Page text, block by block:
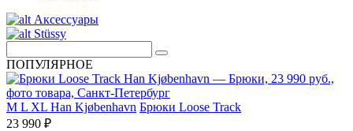
Аксессуары
Stüssy
ПОПУЛЯРНОЕ
M L XL Han Kjøbenhavn Брюки Loose Track
23 990 ₽